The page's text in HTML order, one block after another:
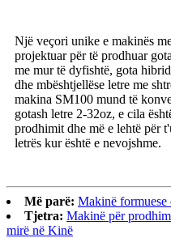
Një veçori unike e makinës
projektuar për të prodhuar
me mur të dyfishtë, gota
dhe mbështjellëse letre me
makina SM100 mund të
gotash letre 2-32oz, e cila
prodhimit dhe më e lehtë për
letrës kur është e nevojshme.
Më parë: Makinë formuese
Tjetra: Makinë për
mirë në Kinë